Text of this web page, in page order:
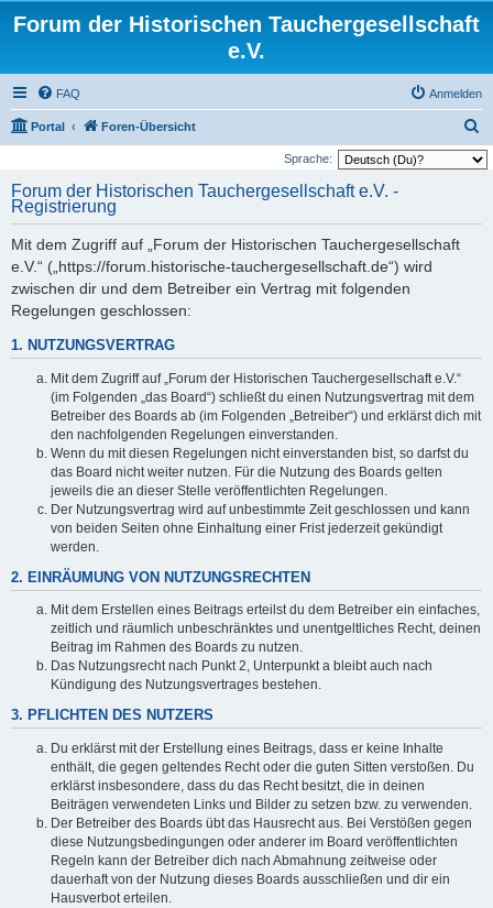
Forum der Historischen Tauchergesellschaft
e.V.
FAQ Anmelden
Portal Foren-Übersicht
u
Sprache:
Forum der Historischen Tauchergesellschaft e.V. -
Registrierung
Mit dem Zugriff auf „Forum der Historischen Tauchergesellschaft
e.V.“ („https://forum.historische-tauchergesellschaft.de“) wird
zwischen dir und dem Betreiber ein Vertrag mit folgenden
Regelungen geschlossen:
1. NUTZUNGSVERTRAG
Mit dem Zugriff auf „Forum der Historischen Tauchergesellschaft e.V.“
(im Folgenden „das Board“) schließt du einen Nutzungsvertrag mit dem
Betreiber des Boards ab (im Folgenden „Betreiber“) und erklärst dich mit
den nachfolgenden Regelungen einverstanden.
Wenn du mit diesen Regelungen nicht einverstanden bist, so darfst du
das Board nicht weiter nutzen. Für die Nutzung des Boards gelten
jeweils die an dieser Stelle veröffentlichten Regelungen.
Der Nutzungsvertrag wird auf unbestimmte Zeit geschlossen und kann
von beiden Seiten ohne Einhaltung einer Frist jederzeit gekündigt
werden.
2. EINRÄUMUNG VON NUTZUNGSRECHTEN
Mit dem Erstellen eines Beitrags erteilst du dem Betreiber ein einfaches,
zeitlich und räumlich unbeschränktes und unentgeltliches Recht, deinen
Beitrag im Rahmen des Boards zu nutzen.
Das Nutzungsrecht nach Punkt 2, Unterpunkt a bleibt auch nach
Kündigung des Nutzungsvertrages bestehen.
3. PFLICHTEN DES NUTZERS
Du erklärst mit der Erstellung eines Beitrags, dass er keine Inhalte
enthält, die gegen geltendes Recht oder die guten Sitten verstoßen. Du
erklärst insbesondere, dass du das Recht besitzt, die in deinen
Beiträgen verwendeten Links und Bilder zu setzen bzw. zu verwenden.
Der Betreiber des Boards übt das Hausrecht aus. Bei Verstößen gegen
diese Nutzungsbedingungen oder anderer im Board veröffentlichten
Regeln kann der Betreiber dich nach Abmahnung zeitweise oder
dauerhaft von der Nutzung dieses Boards ausschließen und dir ein
Hausverbot erteilen.